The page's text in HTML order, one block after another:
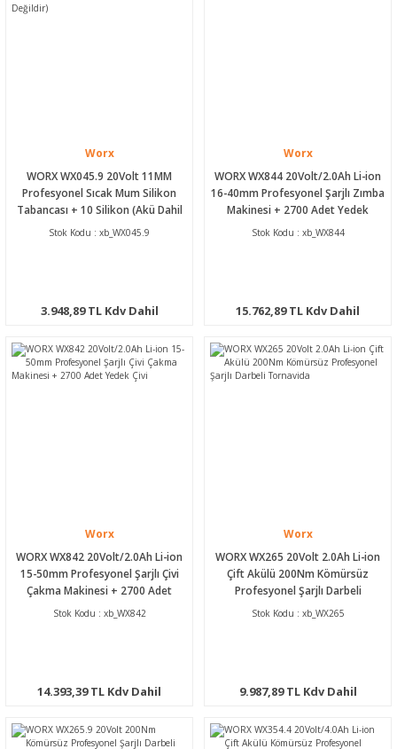
Worx
WORX WX045.9 20Volt 11MM
Profesyonel Sıcak Mum Silikon
Tabancası + 10 Silikon (Akü Dahil
Değildir)
Stok Kodu : xb_WX045.9
3.948,89 TL Kdv Dahil
Worx
WORX WX844 20Volt/2.0Ah Li-ion
16-40mm Profesyonel Şarjlı Zımba
Makinesi + 2700 Adet Yedek
Zımba
Stok Kodu : xb_WX844
15.762,89 TL Kdv Dahil
Worx
WORX WX842 20Volt/2.0Ah Li-ion
15-50mm Profesyonel Şarjlı Çivi
Çakma Makinesi + 2700 Adet
Yedek Çivi
Stok Kodu : xb_WX842
14.393,39 TL Kdv Dahil
Worx
WORX WX265 20Volt 2.0Ah Li-ion
Çift Akülü 200Nm Kömürsüz
Profesyonel Şarjlı Darbeli
Tornavida
Stok Kodu : xb_WX265
9.987,89 TL Kdv Dahil